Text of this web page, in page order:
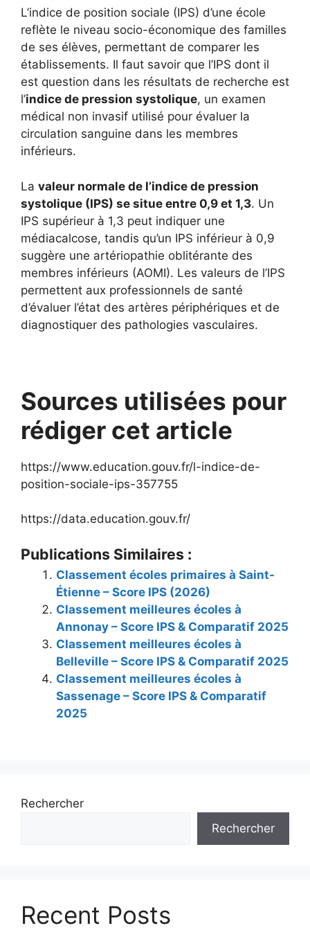
L’indice de position sociale (IPS) d’une école
reflète le niveau socio-économique des familles
de ses élèves, permettant de comparer les
établissements. Il faut savoir que l’IPS dont il
est question dans les résultats de recherche est
l’indice de pression systolique, un examen
médical non invasif utilisé pour évaluer la
circulation sanguine dans les membres
inférieurs.
La valeur normale de l’indice de pression
systolique (IPS) se situe entre 0,9 et 1,3. Un
IPS supérieur à 1,3 peut indiquer une
médiacalcose, tandis qu’un IPS inférieur à 0,9
suggère une artériopathie oblitérante des
membres inférieurs (AOMI). Les valeurs de l’IPS
permettent aux professionnels de santé
d’évaluer l’état des artères périphériques et de
diagnostiquer des pathologies vasculaires.
Sources utilisées pour
rédiger cet article
https://www.education.gouv.fr/l-indice-de-
position-sociale-ips-357755
https://data.education.gouv.fr/
Publications Similaires :
Classement écoles primaires à Saint-
Étienne – Score IPS (2026)
Classement meilleures écoles à
Annonay – Score IPS & Comparatif 2025
Classement meilleures écoles à
Belleville – Score IPS & Comparatif 2025
Classement meilleures écoles à
Sassenage – Score IPS & Comparatif
2025
Rechercher
Rechercher
Recent Posts